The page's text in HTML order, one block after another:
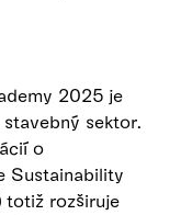
2025 je
sektor.
o
Sustainability
totiž rozširuje